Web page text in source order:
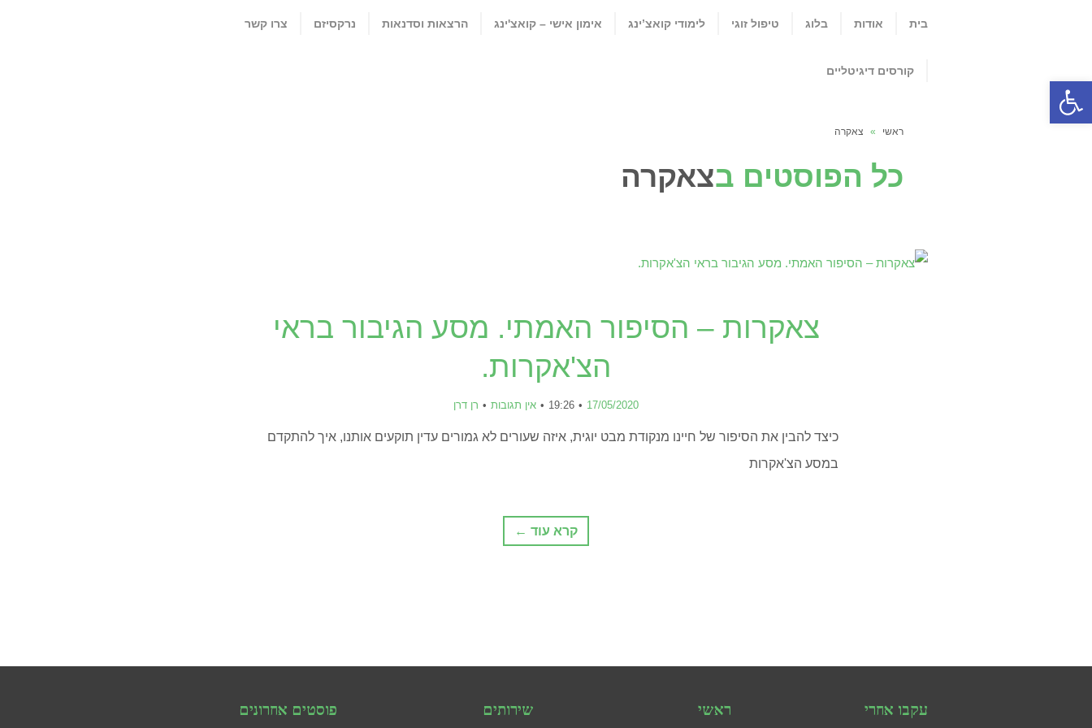
פתח סרגל נגישות
בית אודות בלוג טיפול זוגי לימודי קואצ’ינג אימון אישי – קואצ'ינג הרצאות וסדנאות נרקסיזם צרו קשר
קורסים דיגיטליים
ראשי » צאקרה
כל הפוסטים בצאקרה
צאקרות – הסיפור האמתי. מסע הגיבור בראי
הצ'אקרות.
17/05/2020
19:26 אין תגובות רן דרן
כיצד להבין את הסיפור של חיינו מנקודת מבט יוגית, איזה שעורים לא גמורים עדין תוקעים אותנו, איך להתקדם
במסע הצ'אקרות
קרא עוד ←
עקבו אחרי ראשי שירותים פוסטים אחרונים